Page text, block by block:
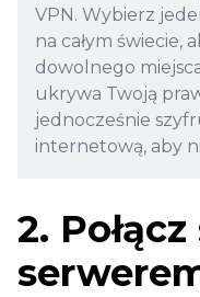
VPN. Wybierz
na całym świecie,
dowolnego
ukrywa Twoją
jednocześnie
internetową, aby
2.